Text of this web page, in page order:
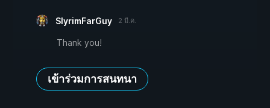
SlyrimFarGuy 2 มี.ค.
Thank you!
เข้าร่วมการสนทนา